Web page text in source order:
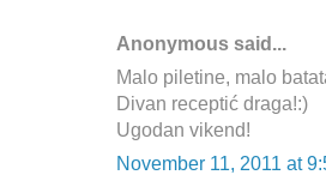
Anonymous said...
Malo piletine, malo
Divan receptić draga!:)
Ugodan vikend!
November 11, 2011 at